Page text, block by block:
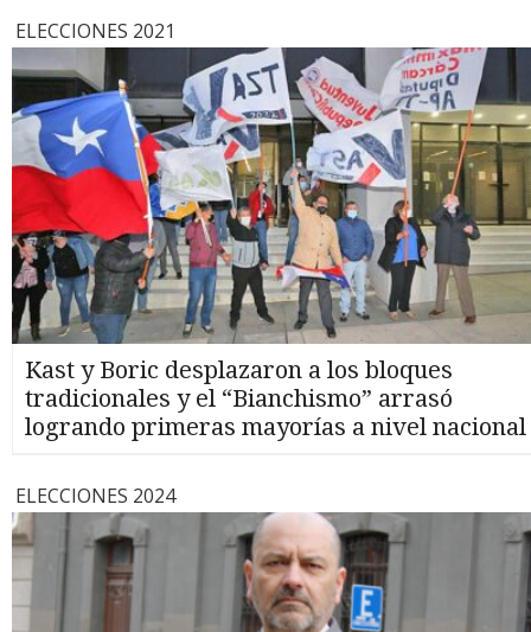
ELECCIONES 2021
Kast y Boric desplazaron a los bloques
tradicionales y el “Bianchismo” arrasó
logrando primeras mayorías a nivel nacional
ELECCIONES 2024